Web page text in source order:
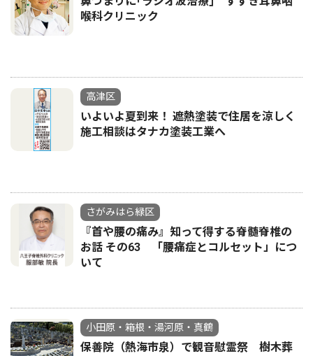
喉科クリニック
高津区
いよいよ夏到来！ 遮熱塗装で住居を涼しく
施工相談はタナカ塗装工業へ
さがみはら緑区
『首や腰の痛み』知って得する脊髄脊椎の
お話 その63 「腰痛症とコルセット」につ
いて
小田原・箱根・湯河原・真鶴
保善院（熱海市泉）で観音慰霊祭 樹木葬